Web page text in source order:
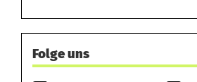
Folge uns